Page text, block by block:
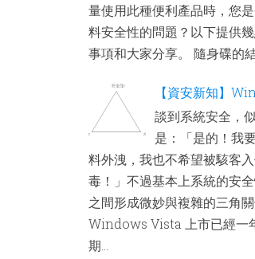
量使用此種便利產品時，您
料安全性的問題？以下提供
事項和大家分享。 隨身碟的結
【資安新知】
談到系統安全，
是：「是的！我
料外洩，我也不希望被駭客
毒！」不過基本上系統的安
之間形成微妙與複雜的三角
Windows Vista 上市已經一
期...